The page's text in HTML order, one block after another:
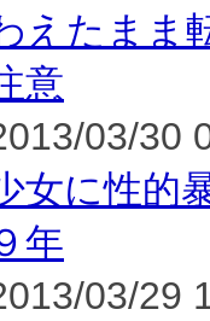
えたまま
意
03/30
女に性的
年
03/29